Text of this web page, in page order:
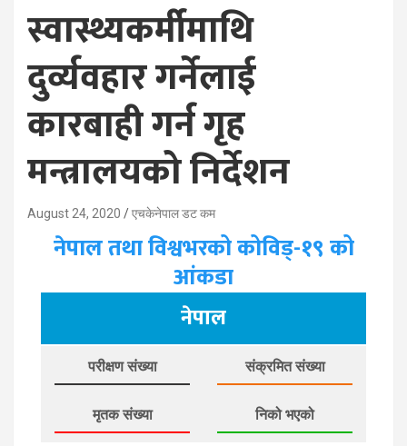
स्वास्थ्यकर्मीमाथि
दुर्व्यवहार गर्नेलाई
कारबाही गर्न गृह
मन्त्रालयको निर्देशन
August 24, 2020 एचकेनेपाल डट कम
नेपाल तथा विश्वभरको कोविड्-१९ को
आंकडा
नेपाल
परीक्षण संख्या संक्रमित संख्या
मृतक संख्या निको भएको